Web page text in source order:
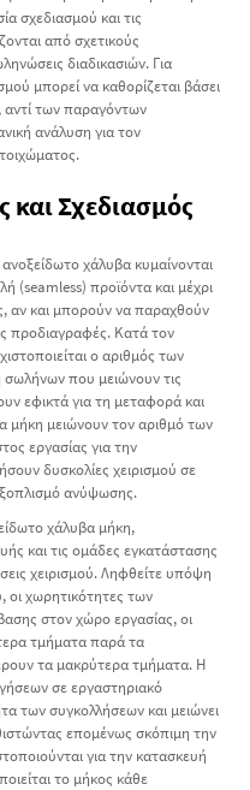
σχεδιασμού και τις
από σχετικούς
διαδικασιών. Για
μπορεί να καθορίζεται βάσει
των παραγόντων
ανάλυση για τον
Σχεδιασμός
χάλυβα κυμαίνονται
(seamless) προϊόντα και μέχρι
αν και μπορούν να παραχθούν
προδιαγραφές. Κατά τον
ο αριθμός των
που μειώνουν τις
εφικτά για τη μεταφορά και
μήκη μειώνουν τον αριθμό των
εργασίας για την
δυσκολίες χειρισμού σε
ανύψωσης.
χάλυβα μήκη,
και τις ομάδες εγκατάστασης
χειρισμού. Ληφθείτε υπόψη
οι χωρητικότητες των
στον χώρο εργασίας, οι
τμήματα παρά τα
τα μακρύτερα τμήματα. Η
σε εργαστηριακό
των συγκολλήσεων και μειώνει
επομένως σκόπιμη την
για την κατασκευή
το μήκος κάθε